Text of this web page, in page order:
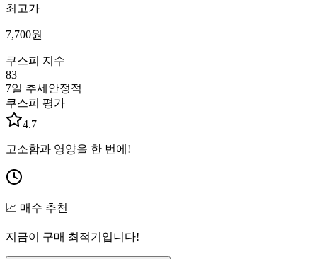
최고가
7,700원
쿠스피 지수
83
7일 추세 안정적
쿠스피 평가
4.7
고소함과 영양을 한 번에!
📈 매수 추천
지금이 구매 최적기입니다!